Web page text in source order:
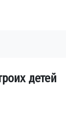
детей